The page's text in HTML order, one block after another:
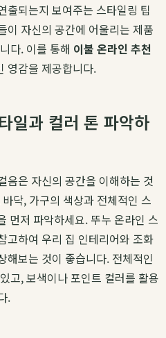
출되는지 보여주는 스타일링 팁
이 자신의 공간에 어울리는 제품
다. 이를 통해 이불 온라인 추천
영감을 제공합니다.
일과 컬러 톤 파악하
음은 자신의 공간을 이해하는 것
닥, 가구의 색상과 전체적인 스
먼저 파악하세요. 뚜누 온라인 스
고하여 우리 집 인테리어와 조화
해보는 것이 좋습니다. 전체적인
고, 보색이나 포인트 컬러를 활용
.